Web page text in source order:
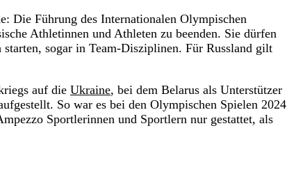
Die Führung des Internationalen Olympischen
Athletinnen und Athleten zu beenden. Sie dürfen
sogar in Team-Disziplinen. Für Russland gilt
auf die Ukraine, bei dem Belarus als Unterstützer
So war es bei den Olympischen Spielen 2024
Sportlerinnen und Sportlern nur gestattet, als